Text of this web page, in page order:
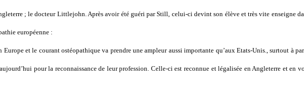
; le docteur Littlejohn. Après avoir été guéri par Still, celui-ci devint son élève et très vite enseigne
européenne :
Europe et le courant ostéopathique va prendre une ampleur aussi importante qu’aux Etats-Unis., surtout à
pour la reconnaissance de leur profession. Celle-ci est reconnue et légalisée en Angleterre et en